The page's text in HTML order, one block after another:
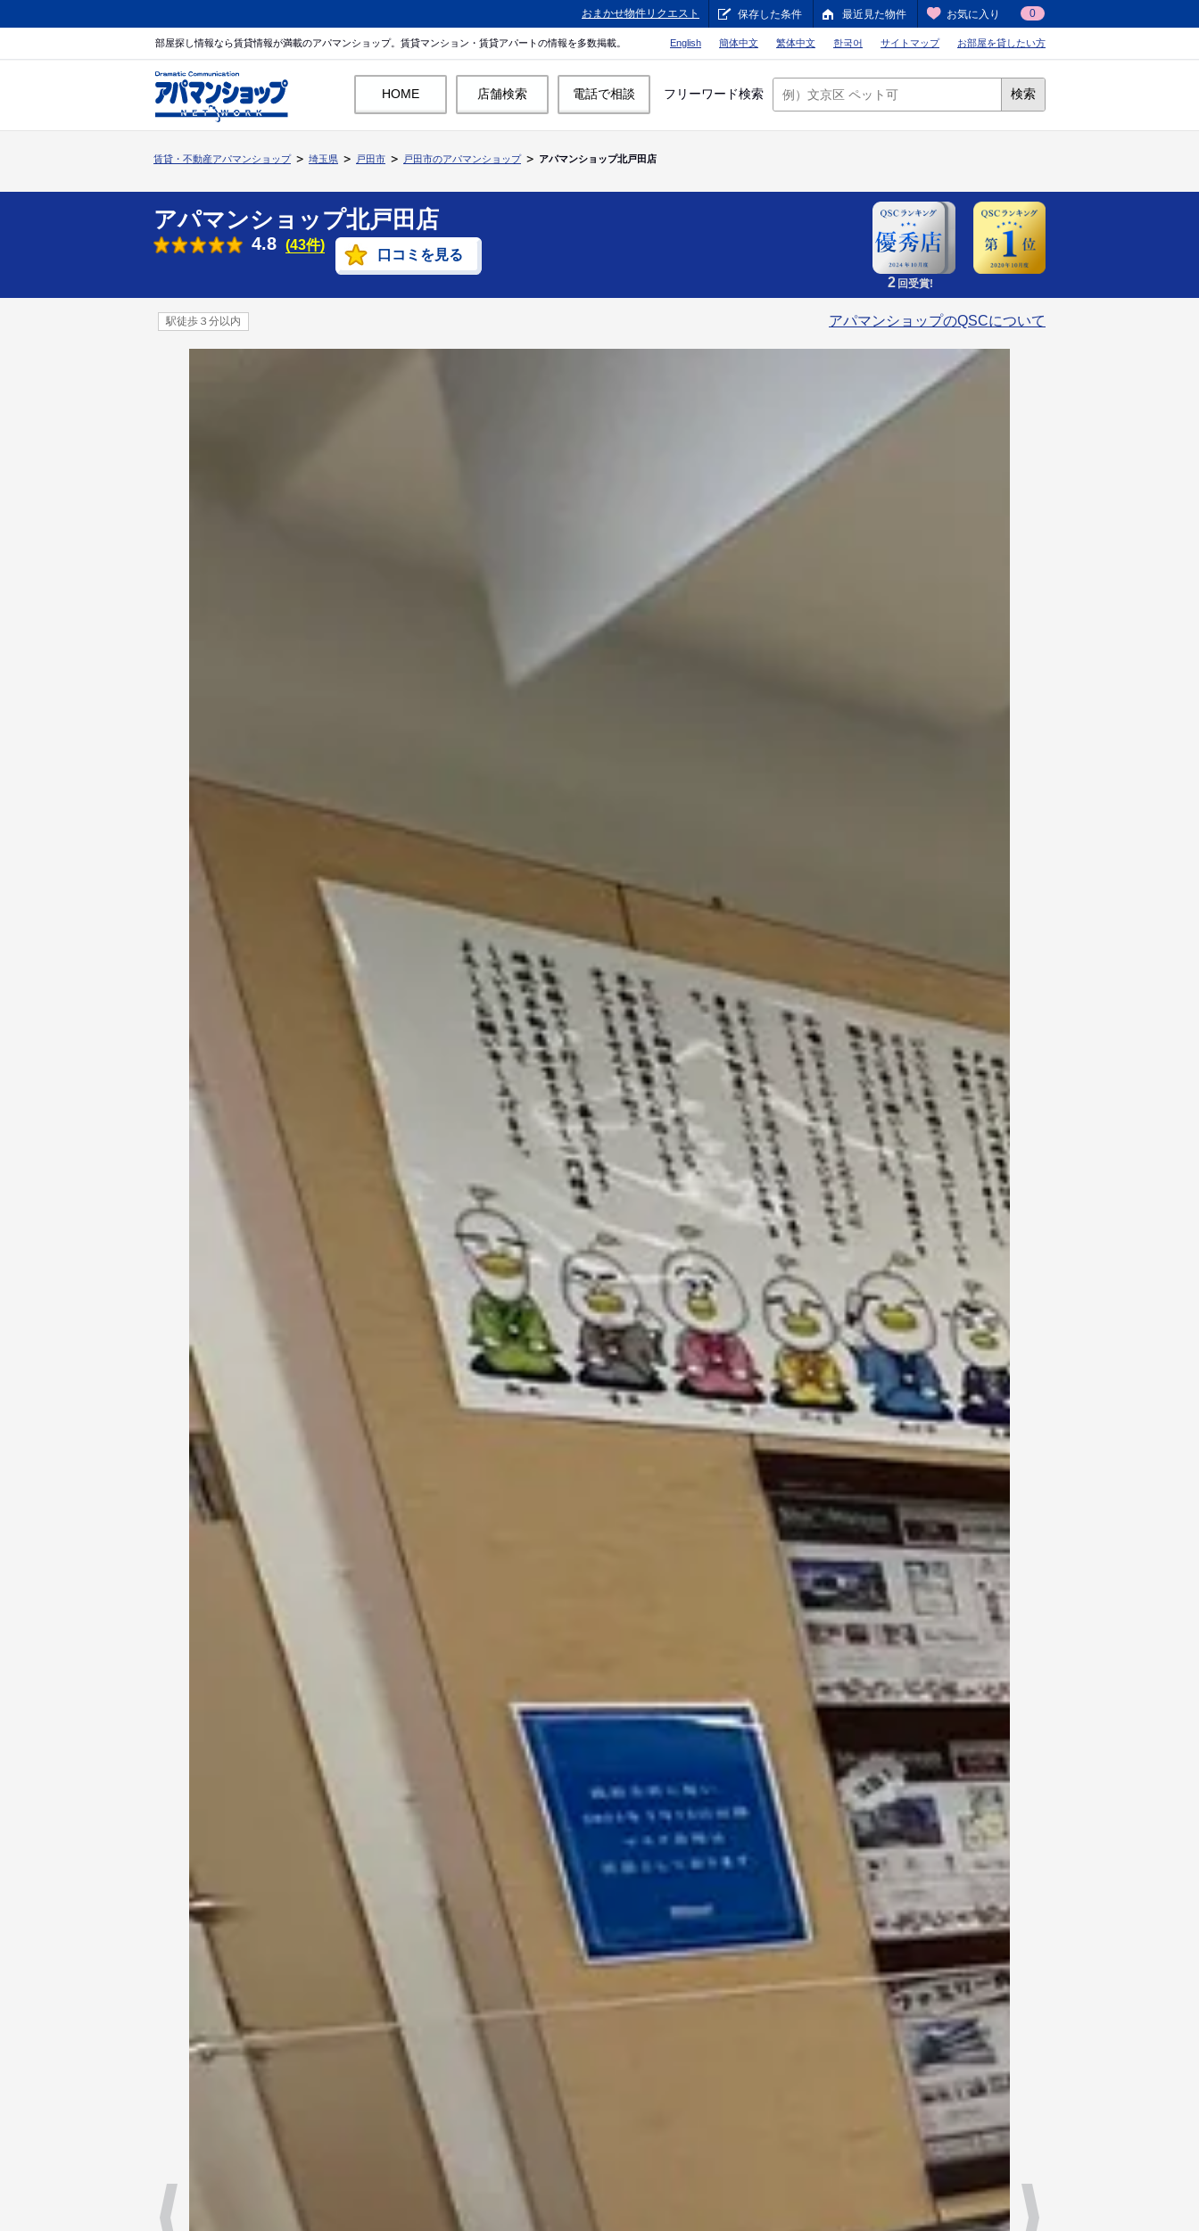
おまかせ物件リクエスト 保存した条件 最近見た物件 お気に入り 0
部屋探し情報なら賃貸情報が満載のアパマンショップ。賃貸マンション・賃貸アパートの情報を多数掲載。 English 簡体中文 繁体中文 한국어 サイトマップ お部屋を貸したい方
HOME 店舗検索 電話で相談 フリーワード検索 検索
賃貸・不動産アパマンショップ 埼玉県 戸田市 戸田市のアパマンショップ アパマンショップ北戸田店
アパマンショップ北戸田店
4.8 (43件)
口コミを見る
2 回受賞!
駅徒歩３分以内 アパマンショップのQSCについて